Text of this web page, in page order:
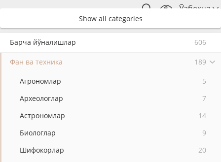
Ўзбекча
Show all categories
Барча йўналишлар 606
Фан ва техника 189
Агрономлар
5
Археологлар
7
Астрономлар
14
Биологлар
9
Шифокорлар
20